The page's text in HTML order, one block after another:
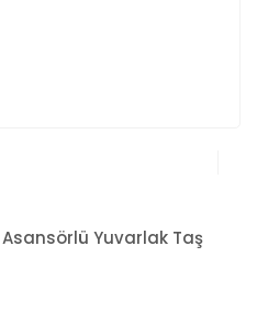
Yuvarlak Taş